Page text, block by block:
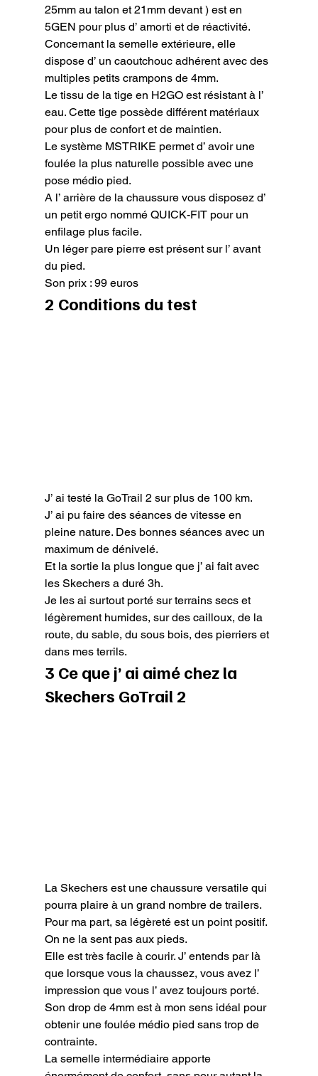
25mm au talon et 21mm devant ) est en
5GEN pour plus d’ amorti et de réactivité.
Concernant la semelle extérieure, elle
dispose d’ un caoutchouc adhérent avec des
multiples petits crampons de 4mm.
Le tissu de la tige en H2GO est résistant à l’
eau. Cette tige possède différent matériaux
pour plus de confort et de maintien.
Le système MSTRIKE permet d’ avoir une
foulée la plus naturelle possible avec une
pose médio pied.
A l’ arrière de la chaussure vous disposez d’
un petit ergo nommé QUICK-FIT pour un
enfilage plus facile.
Un léger pare pierre est présent sur l’ avant
du pied.
Son prix : 99 euros
2 Conditions du test
J’ ai testé la GoTrail 2 sur plus de 100 km.
J’ ai pu faire des séances de vitesse en
pleine nature. Des bonnes séances avec un
maximum de dénivelé.
Et la sortie la plus longue que j’ ai fait avec
les Skechers a duré 3h.
Je les ai surtout porté sur terrains secs et
légèrement humides, sur des cailloux, de la
route, du sable, du sous bois, des pierriers et
dans mes terrils.
3 Ce que j’ ai aimé chez la
Skechers GoTrail 2
La Skechers est une chaussure versatile qui
pourra plaire à un grand nombre de trailers.
Pour ma part, sa légèreté est un point positif.
On ne la sent pas aux pieds.
Elle est très facile à courir. J’ entends par là
que lorsque vous la chaussez, vous avez l’
impression que vous l’ avez toujours porté.
Son drop de 4mm est à mon sens idéal pour
obtenir une foulée médio pied sans trop de
contrainte.
La semelle intermédiaire apporte